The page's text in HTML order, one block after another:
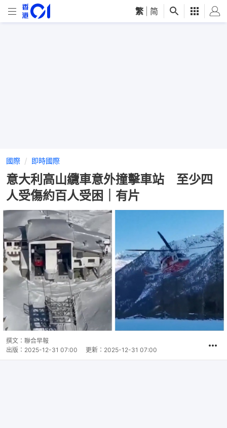
繁 简
國際 即時國際
意大利高山纜車意外撞擊車站 至少四
人受傷約百人受困｜有片
撰文： 聯合早報
出版： 2025-12-31 07:00 更新： 2025-12-31 07:00